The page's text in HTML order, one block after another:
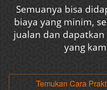
Semuanya bisa
biaya yang minim,
jualan dan dapatkan
yang
`
Temukan Cara